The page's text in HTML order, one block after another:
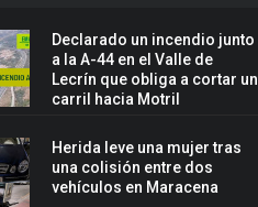
Declarado un incendio junto
a la A-44 en el Valle de
Lecrín que obliga a cortar un
carril hacia Motril
Herida leve una mujer tras
una colisión entre dos
vehículos en Maracena